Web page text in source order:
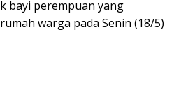
bayi perempuan yang
warga pada Senin (18/5)